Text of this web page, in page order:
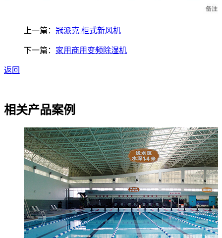
上一篇： 冠派克 柜式新风机
下一篇： 家用商用变频除湿机
返回
相关产品案例